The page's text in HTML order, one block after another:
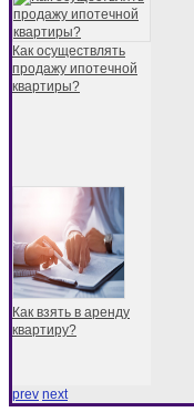
Как осуществлять
продажу ипотечной
квартиры?
Как взять в аренду
квартиру?
prev next